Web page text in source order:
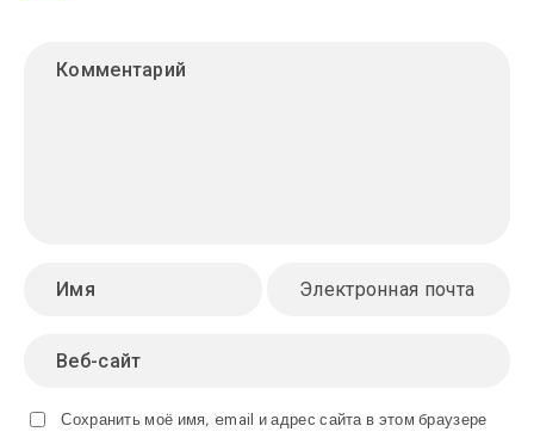
Сохранить моё имя, email и адрес сайта в этом браузере